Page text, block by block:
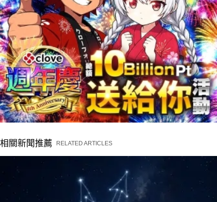
相關新聞推薦 RELATED ARTICLES